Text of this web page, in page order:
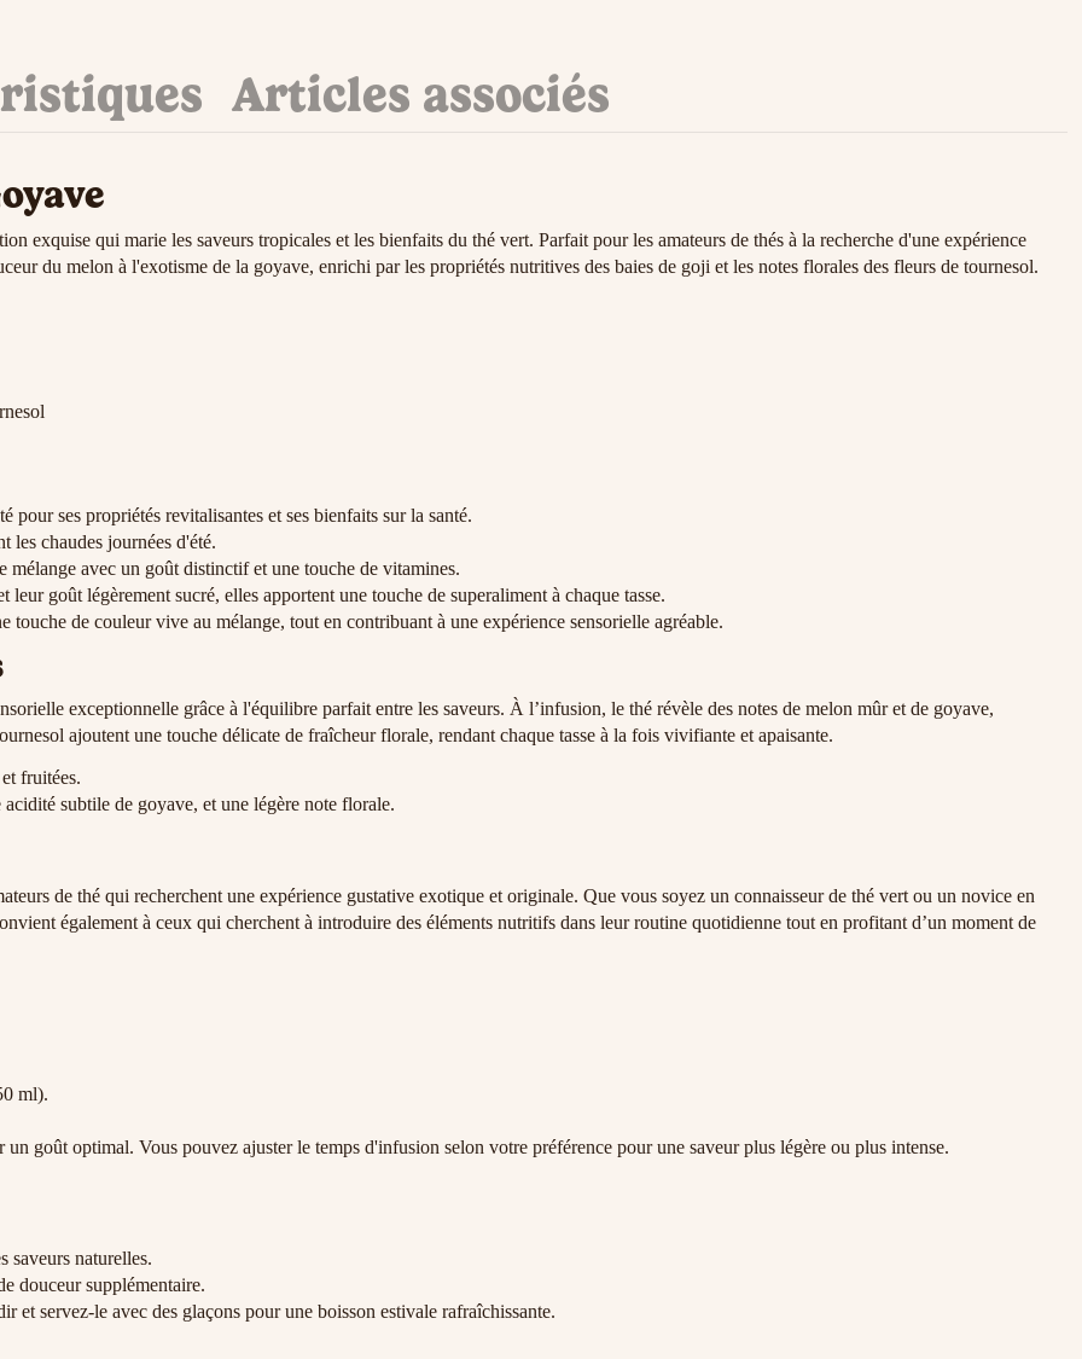
Articles associés
exquise qui marie les saveurs tropicales et les bienfaits du thé vert. Parfait pour les amateurs de thés à la recherche d'une expérience
du melon à l'exotisme de la goyave, enrichi par les propriétés nutritives des baies de goji et les notes florales des fleurs de tournesol.
pour ses propriétés revitalisantes et ses bienfaits sur la santé.
les chaudes journées d'été.
avec un goût distinctif et une touche de vitamines.
goût légèrement sucré, elles apportent une touche de superaliment à chaque tasse.
touche de couleur vive au mélange, tout en contribuant à une expérience sensorielle agréable.
exceptionnelle grâce à l'équilibre parfait entre les saveurs. À l’infusion, le thé révèle des notes de melon mûr et de goyave,
ajoutent une touche délicate de fraîcheur florale, rendant chaque tasse à la fois vivifiante et apaisante.
fruitées.
subtile de goyave, et une légère note florale.
de thé qui recherchent une expérience gustative exotique et originale. Que vous soyez un connaisseur de thé vert ou un novice en
également à ceux qui cherchent à introduire des éléments nutritifs dans leur routine quotidienne tout en profitant d’un moment de
ml).
goût optimal. Vous pouvez ajuster le temps d'infusion selon votre préférence pour une saveur plus légère ou plus intense.
saveurs naturelles.
douceur supplémentaire.
et servez-le avec des glaçons pour une boisson estivale rafraîchissante.